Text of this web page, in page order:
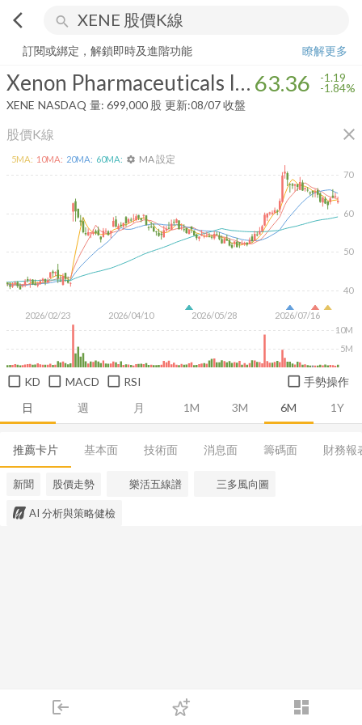
arrow_back_ios search
login dashboard
下單
Xenon Pharmaceuticals Inc. 63.36
訂閱或綁定，解鎖即時及進階功能
瞭解更多
Xenon Pharmaceuticals Inc. 63.36 -1.19
-1.84%
XENE NASDAQ 量: 699,000 股 更新:08/07 收盤
股價K線 close
日 週 月 1M 3M 6M 1Y
2026/02/23 2026/04/10 2026/05/28 2026/07/16
40
50
60
70
5M
10M
5MA: 10MA: 20MA: 60MA: settings MA 設定
KD MACD RSI 手勢操作
推薦卡片 基本面 技術面 消息面 籌碼面 財務報
新聞 股價走勢 樂活五線譜 三多風向圖
AI 分析與策略健檢